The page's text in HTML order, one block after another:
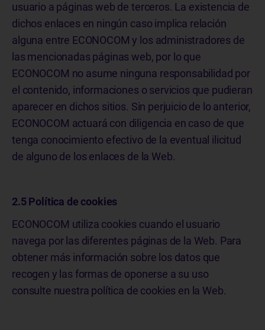
usuario a páginas web de terceros. La existencia de
dichos enlaces en ningún caso implica relación
alguna entre ECONOCOM y los administradores de
las mencionadas páginas web, por lo que
ECONOCOM no asume ninguna responsabilidad por
el contenido, informaciones o servicios que pudieran
aparecer en dichos sitios. Sin perjuicio de lo anterior,
ECONOCOM actuará con diligencia en caso de que
tenga conocimiento efectivo de la eventual ilicitud
de alguno de los enlaces de la Web.
2.5 Política de cookies
ECONOCOM utiliza cookies cuando el usuario
navega por las diferentes páginas de la Web. Para
obtener más información sobre los datos que
recogen y las formas de oponerse a su uso
consulte nuestra política de cookies en la Web.